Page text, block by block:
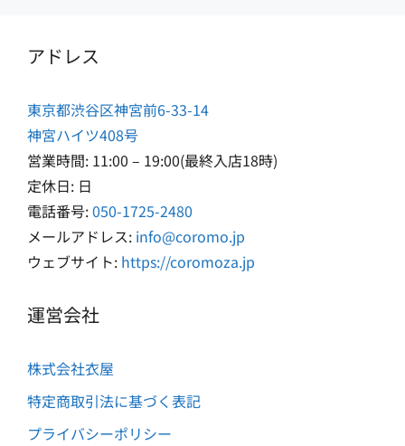
アドレス
東京都渋谷区神宮前6-33-14
神宮ハイツ408号
営業時間: 11:00 – 19:00(最終入店18時)
定休日: 日
電話番号:050-1725-2480
メールアドレス: info@coromo.jp
ウェブサイト: https://coromoza.jp
運営会社
株式会社衣屋
特定商取引法に基づく表記
プライバシーポリシー